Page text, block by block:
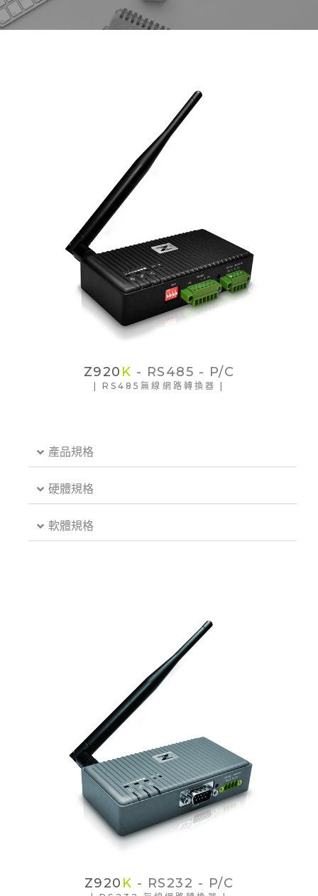
Z920 K - RS485 - P/C
| RS485無線網路轉換器 |
產品規格
硬體規格
軟體規格
Z920 K - RS232 - P/C